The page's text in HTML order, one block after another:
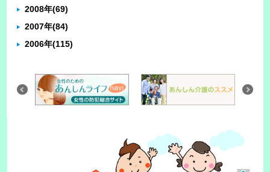
2008年(69)
2007年(84)
2006年(115)